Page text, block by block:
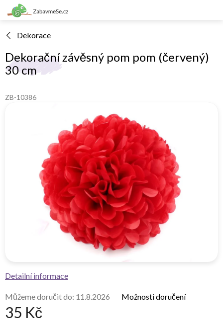
Přejít
na
Dekorace
Dekorační závěsný pom pom (červený)
30 cm
ZB-10386
35 Kč
Můžeme doručit do: 11.8.2026 Možnosti doručení
Detailní informace